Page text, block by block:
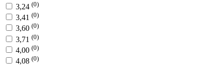
3,24 (0)
3,41 (0)
3,60 (0)
3,71 (0)
4,00 (0)
4,08 (0)